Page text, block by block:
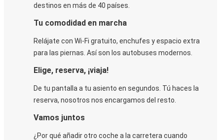
destinos en más de 40 países.
Tu comodidad en marcha
Relájate con Wi-Fi gratuito, enchufes y espacio extra
para las piernas. Así son los autobuses modernos.
Elige, reserva, ¡viaja!
De tu pantalla a tu asiento en segundos. Tú haces la
reserva, nosotros nos encargamos del resto.
Vamos juntos
¿Por qué añadir otro coche a la carretera cuando